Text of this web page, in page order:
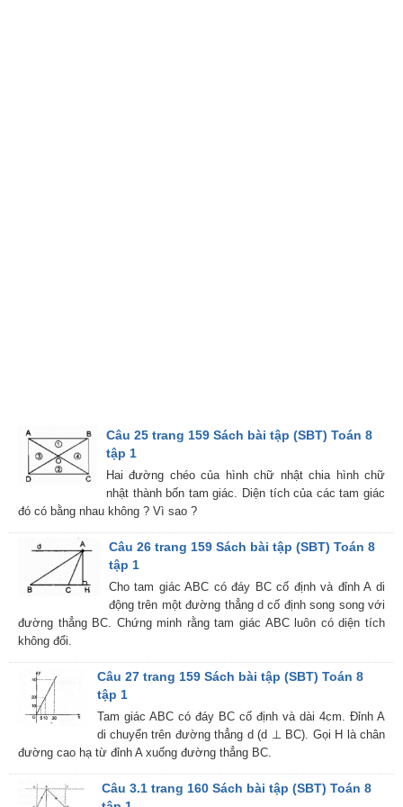
Câu 25 trang 159 Sách bài tập (SBT) Toán 8
tập 1
Hai đường chéo của hình chữ nhật chia hình chữ
nhật thành bốn tam giác. Diện tích của các tam giác
đó có bằng nhau không ? Vì sao ?
Câu 26 trang 159 Sách bài tập (SBT) Toán 8
tập 1
Cho tam giác ABC có đáy BC cố định và đỉnh A di
động trên một đường thẳng d cố định song song với
đường thẳng BC. Chứng minh rằng tam giác ABC luôn có diện tích
không đổi.
Câu 27 trang 159 Sách bài tập (SBT) Toán 8
tập 1
Tam giác ABC có đáy BC cố định và dài 4cm. Đỉnh A
di chuyển trên đường thẳng d (d ⊥ BC). Gọi H là chân
đường cao hạ từ đỉnh A xuống đường thẳng BC.
Câu 3.1 trang 160 Sách bài tập (SBT) Toán 8